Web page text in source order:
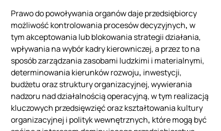
Prawo do powoływania organów daje przedsiębiorcy
możliwość kontrolowania procesów decyzyjnych,w
tym akceptowania lub blokowania strategii działania,
wpływania na wybór kadry kierowniczej, a przez to na
sposób zarządzania zasobami ludzkimi i materialnymi,
determinowania kierunków rozwoju, inwestycji,
budżetu oraz struktury organizacyjnej, wywierania
nadzoru nad działalnością operacyjną, w tym realizacją
kluczowych przedsięwzięć orazkształtowania kultury
organizacyjnej i polityk wewnętrznych, które mogą być